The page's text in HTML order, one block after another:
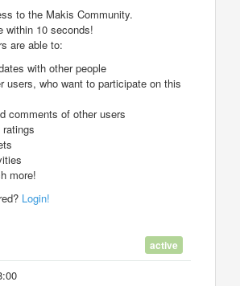
to the Makis Community.
within 10 seconds!
are able to:
with other people
users, who want to participate on this
comments of other users
more!
Login!
active